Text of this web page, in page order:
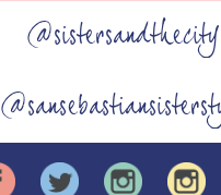
@sistersandthecity